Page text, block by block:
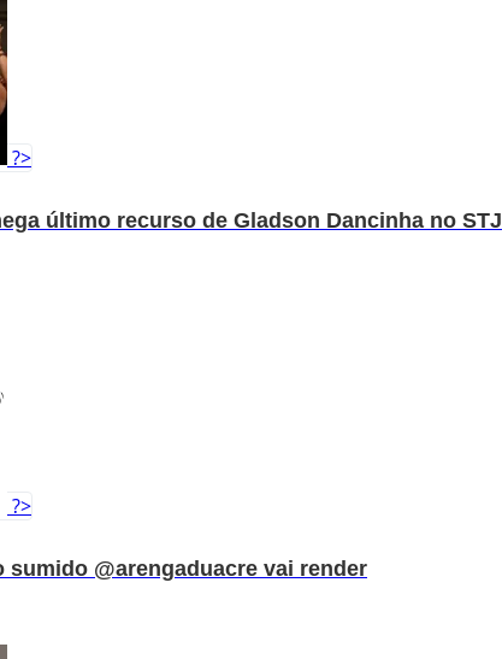
?>
último recurso de Gladson Dancinha no STJ
?>
@arengaduacre vai render